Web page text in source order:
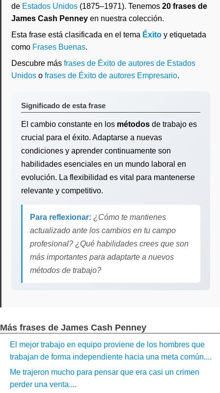
de Estados Unidos (1875–1971). Tenemos 20 frases de
James Cash Penney en nuestra colección.
Esta frase está clasificada en el tema Éxito y etiquetada
como Frases Buenas.
Descubre más frases de Éxito de autores de Estados
Unidos o frases de Éxito de autores Empresario.
Significado de esta frase
El cambio constante en los métodos de trabajo es
crucial para el éxito. Adaptarse a nuevas
condiciones y aprender continuamente son
habilidades esenciales en un mundo laboral en
evolución. La flexibilidad es vital para mantenerse
relevante y competitivo.
Para reflexionar: ¿Cómo te mantienes
actualizado ante los cambios en tu campo
profesional? ¿Qué habilidades crees que son
más importantes para adaptarte a nuevos
métodos de trabajo?
Más frases de James Cash Penney
El mejor trabajo en equipo proviene de los hombres que
trabajan de forma independiente hacia una meta común....
Me trajeron mucho para pensar que era casi un crimen
perder una venta....